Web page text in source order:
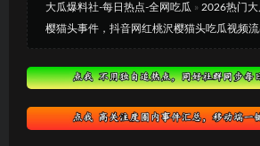
大瓜爆料社-每日热点-全网吃瓜 » 2026热门
樱猫头事件，抖音网红桃沢樱猫头吃瓜视频